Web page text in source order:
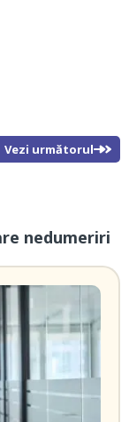
Vezi următorul
nedumeriri